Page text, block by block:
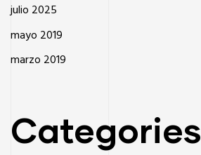
julio 2025
mayo 2019
marzo 2019
Categories